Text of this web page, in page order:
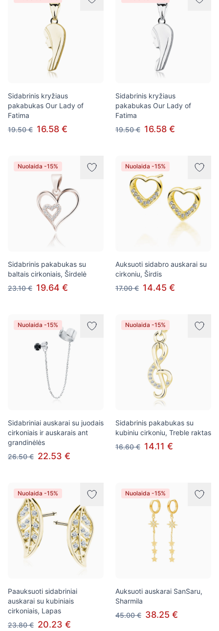
Sidabrinis kryžiaus
pakabukas Our Lady of
Fatima
19.50 € 16.58 €
Sidabrinis kryžiaus
pakabukas Our Lady of
Fatima
19.50 € 16.58 €
Nuolaida -15%
Sidabrinis pakabukas su
baltais cirkoniais, Širdelė
23.10 € 19.64 €
Nuolaida -15%
Auksuoti sidabro auskarai su
cirkoniu, Širdis
17.00 € 14.45 €
Nuolaida -15%
Sidabriniai auskarai su juodais
cirkoniais ir auskarais ant
grandinėlės
26.50 € 22.53 €
Nuolaida -15%
Sidabrinis pakabukas su
kubiniu cirkoniu, Treble raktas
16.60 € 14.11 €
Nuolaida -15%
Paauksuoti sidabriniai
auskarai su kubiniais
cirkoniais, Lapas
23.80 € 20.23 €
Nuolaida -15%
Auksuoti auskarai SanSaru,
Sharmila
45.00 € 38.25 €